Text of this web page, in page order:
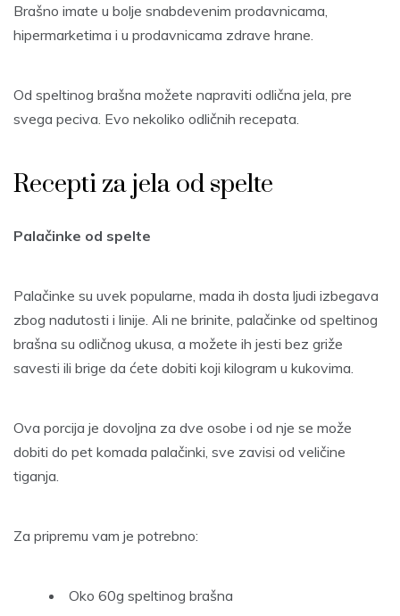
Brašno imate u bolje snabdevenim prodavnicama,
hipermarketima i u prodavnicama zdrave hrane.
Od speltinog brašna možete napraviti odlična jela, pre
svega peciva. Evo nekoliko odličnih recepata.
Recepti za jela od spelte
Palačinke od spelte
Palačinke su uvek popularne, mada ih dosta ljudi izbegava
zbog nadutosti i linije. Ali ne brinite, palačinke od speltinog
brašna su odličnog ukusa, a možete ih jesti bez griže
savesti ili brige da ćete dobiti koji kilogram u kukovima.
Ova porcija je dovoljna za dve osobe i od nje se može
dobiti do pet komada palačinki, sve zavisi od veličine
tiganja.
Za pripremu vam je potrebno:
Oko 60g speltinog brašna